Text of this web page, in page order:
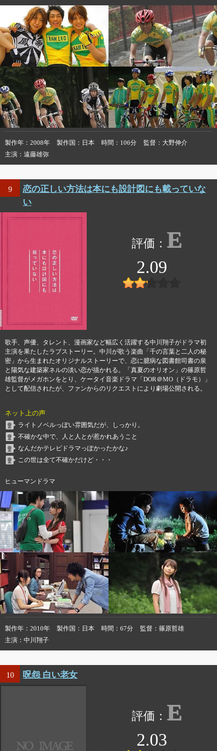
製作年 2008年 製作国 日本 時間 106分 監督
大野伸介
主演
遠藤雄弥
9
恋の正しい方法は本にも設計図にも載っていな
い
E
2.09
歌手、声優、タレント、漫画家など幅広く活躍する中川翔子がドラマ初
主演を果たしたラブストーリー。中川が歌う楽曲「千の言葉と二人の秘
密」から生まれたオリジナルストーリーで、恋に臆病な図書館司書の泉
と陽気な建築家ネルの淡い恋が描かれる。「真夏のオリオン」の篠原哲
雄監督がメガホンをとり、ケータイ音楽ドラマ「DOR＠MO（ドラモ）」
として配信されたが、ファンからのリクエストにより劇場公開される。
ネット上の声
ライトノベルっぽい雰囲気だが、しっかり。
不確かな中で、人と人とが惹かれあうこと
なんだかテレビドラマっぽかったかな♪
この世は全て不確かだけど・・・
ヒューマンドラマ
製作年 2010年 製作国 日本 時間 67分 監督
篠原哲雄
主演
中川翔子
10 呪怨 白い老女
E
2.03